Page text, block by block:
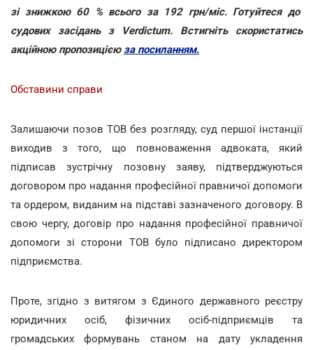
зі знижкою 60 % всього за 192 грн/міс. Готуйтеся до
судових засідань з Verdictum. Встигніть скористатись
акційною пропозицією за посиланням.
Обставини справи
Залишаючи позов ТОВ без розгляду, суд першої інстанції
виходив з того, що повноваження адвоката, який
підписав зустрічну позовну заяву, підтверджуються
договором про надання професійної правничої допомоги
та ордером, виданим на підставі зазначеного договору. В
свою чергу, договір про надання професійної правничої
допомоги зі сторони ТОВ було підписано директором
підприємства.
Проте, згідно з витягом з Єдиного державного реєстру
юридичних осіб, фізичних осіб-підприємців та
громадських формувань станом на дату укладення